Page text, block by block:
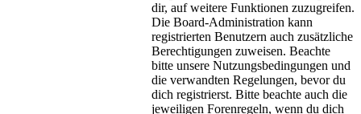
dir, auf weitere Funktionen zuzugreifen.
Die Board-Administration kann
registrierten Benutzern auch zusätzliche
Berechtigungen zuweisen. Beachte
bitte unsere Nutzungsbedingungen und
die verwandten Regelungen, bevor du
dich registrierst. Bitte beachte auch die
jeweiligen Forenregeln, wenn du dich